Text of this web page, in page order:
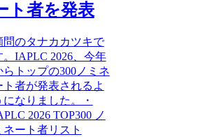
ト者を発表
問のタナカカツキで
。IAPLC 2026、今年
らトップの300ノミネ
ト者が発表されるよ
になりました。・
2026 TOP300 ノ
ネート者リスト